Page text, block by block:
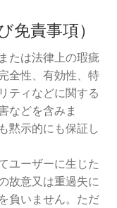
免責事項）
たは法律上の瑕疵
全性、有効性、特
ティなどに関する
などを含みま
黙示的にも保証し
ユーザーに生じた
故意又は重過失に
負いません。ただ